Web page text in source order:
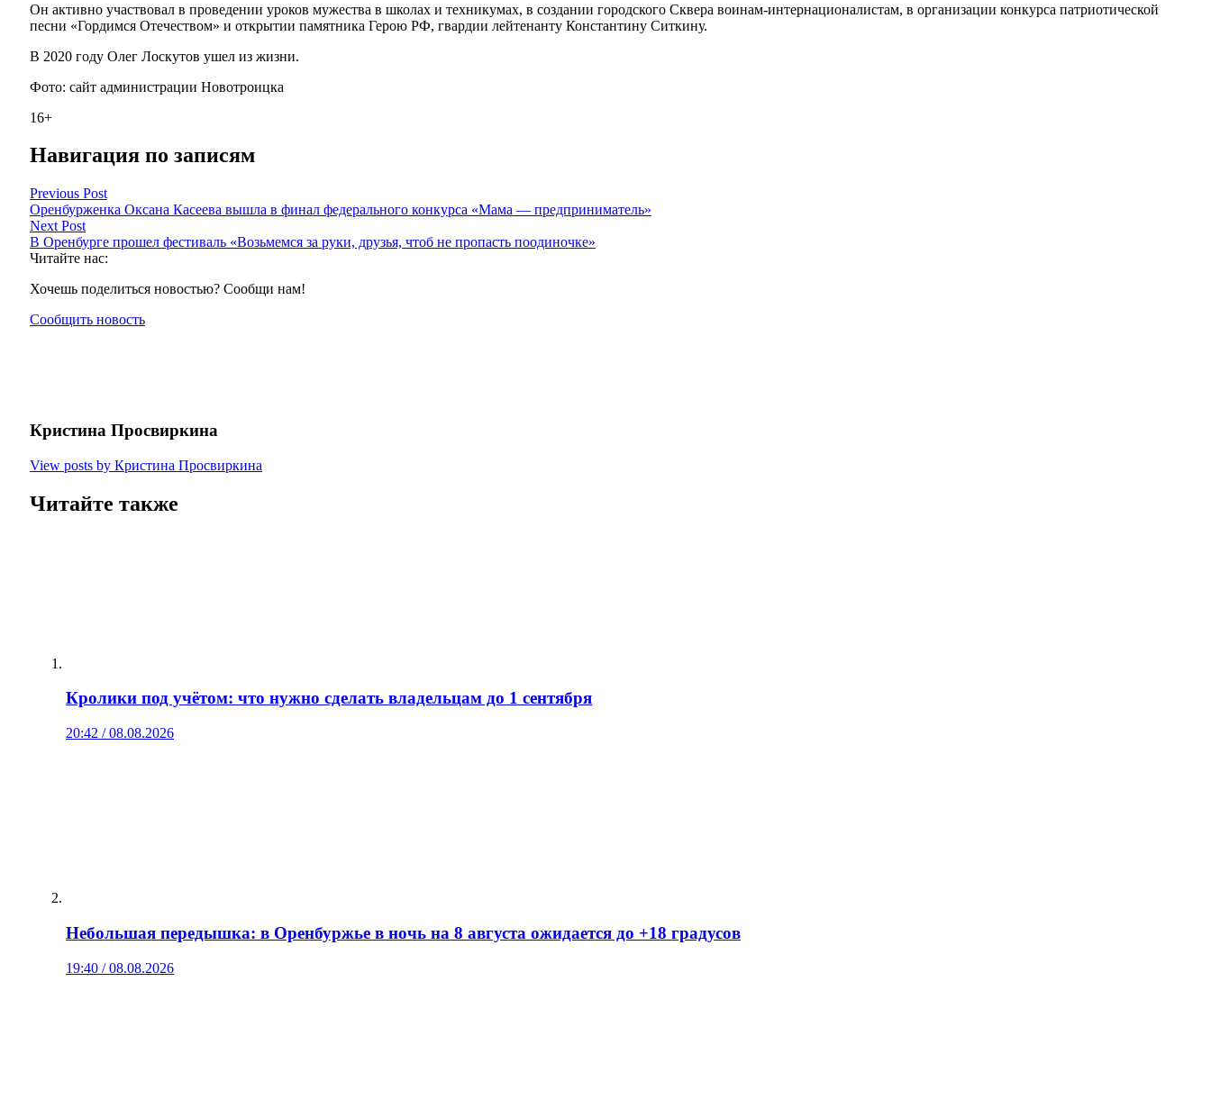
Он активно участвовал в проведении уроков мужества в школах и техникумах, в создании городского Сквера воинам-интернационалистам, в организации конкурса патриотической
песни «Гордимся Отечеством» и открытии памятника Герою РФ, гвардии лейтенанту Константину Ситкину.
В 2020 году Олег Лоскутов ушел из жизни.
Фото: сайт администрации Новотроицка
16+
Навигация по записям
Previous Post
Оренбурженка Оксана Касеева вышла в финал федерального конкурса «Мама — предприниматель»
Next Post
В Оренбурге прошел фестиваль «Возьмемся за руки, друзья, чтоб не пропасть поодиночке»
Читайте нас:
Хочешь поделиться новостью? Сообщи нам!
Сообщить новость
Кристина Просвиркина
View posts by Кристина Просвиркина
Читайте также
Кролики под учётом: что нужно сделать владельцам до 1 сентября
20:42 / 08.08.2026
Небольшая передышка: в Оренбуржье в ночь на 8 августа ожидается до +18 градусов
19:40 / 08.08.2026